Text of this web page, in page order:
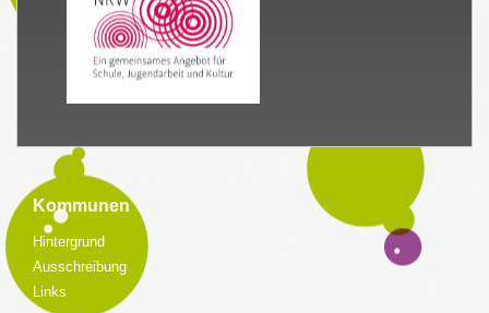
Kommunen
Hintergrund
Ausschreibung
Links